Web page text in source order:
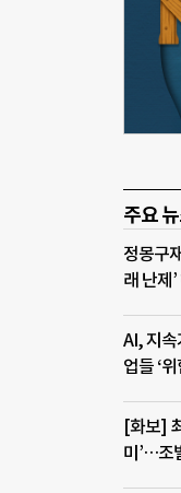
주요
정몽구
래 난제
AI, 지
업들 ‘
[화보]
미’…조